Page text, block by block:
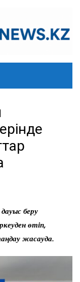
беру
өтіп,
жасауда.